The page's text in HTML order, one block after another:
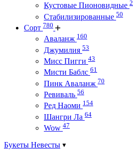
Кустовые Пионовидные
Стабилизированные 50
Сорт 780
Аваланж 160
Джумилия 53
Мисс Пигги 43
Мисти Баблс 61
Пинк Аваланж 70
Ревиваль 56
Ред Наоми 154
Шангри Ла 64
Wow 47
Букеты Невесты